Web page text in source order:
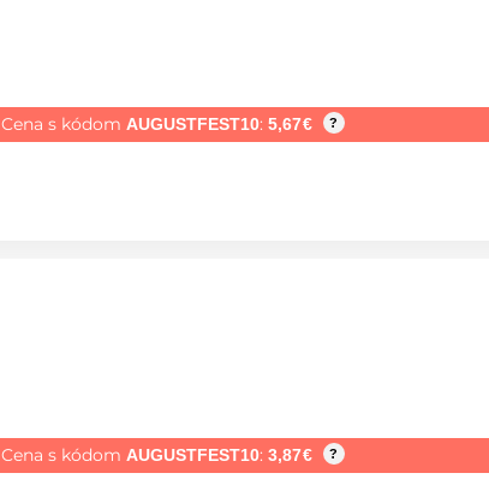
Cena s kódomAUGUSTFEST10:5,67€ ?
Cena s kódomAUGUSTFEST10:3,87€ ?